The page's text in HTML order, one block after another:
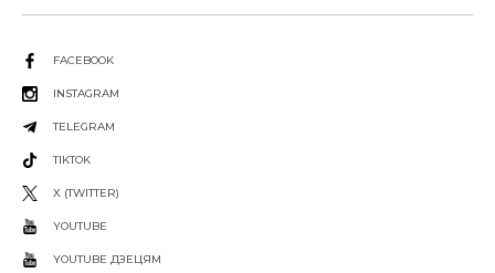
FACEBOOK
INSTAGRAM
TELEGRAM
TIKTOK
X (TWITTER)
YOUTUBE
YOUTUBE ДЗЕЦЯМ